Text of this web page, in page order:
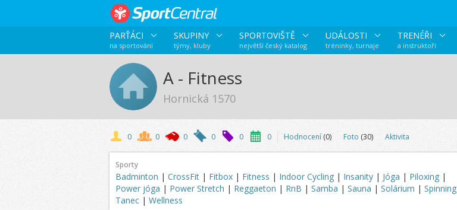
PARŤÁCI
na sportování
SKUPINY
týmy, kluby
SPORTOVIŠTĚ
největší český katalog
UDÁLOSTI
tréninky, turnaje
TRENÉŘI
a instruktoři
A - Fitness
Hornická 1570
0 0 0 0 0 0 Hodnocení(0) Foto (30) Aktivita
Sporty
Badminton | CrossFit | Fitbox | Fitness | Indoor Cycling | Insanity | Jóga | Piloxing |
Power jóga | Power Stretch | Reggaeton | RnB | Samba | Sauna | Solárium | Spinning
Tanec | Wellness